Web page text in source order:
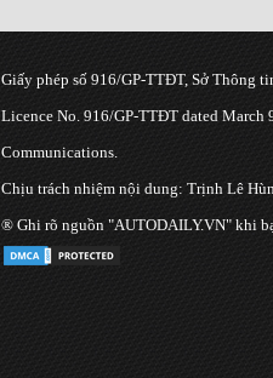
Giấy phép số 916/GP-TTĐT, Sở Thông
Licence No. 916/GP-TTĐT dated March
Communications.
Chịu trách nhiệm nội dung: Trịnh Lê
® Ghi rõ nguồn "AUTODAILY.VN" khi